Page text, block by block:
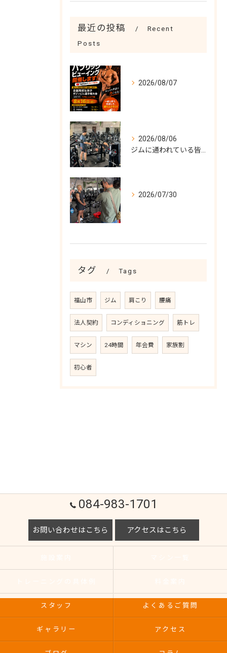
最近の投稿
Recent
Posts
2026/08/07
2026/08/06
2026/07/30
タグ Tags
福山市 ジム 肩こり 腰痛
法人契約 コンディショニング 筋トレ
マシン 24時間 年会費 家族割
初心者
084-983-1701
お問い合わせはこちら アクセスはこちら
スタッフ よくあるご質問
ギャラリー アクセス